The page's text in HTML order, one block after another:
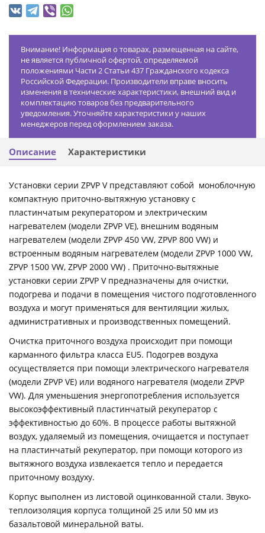
Внимание! Информация о товарах, размещенная на сайте,
не является публичной офертой, определяемой
положениями Части 2 Статьи 437 Гражданского кодекса
Российской Федерации. Производители вправе вносить
изменения в технические характеристики, внешний вид и
комплектацию товаров без предварительного
уведомления. Уточняйте характеристики у наших
менеджеров перед оформлением заказа.
Описание Характеристики
Установки серии ZPVP V представляют собой моноблочную
компактную приточно-вытяжную установку с
пластинчатым рекуператором и электрическим
нагревателем (модели ZPVP VE), внешним водяным
нагревателем (модели ZPVP 450 VW, ZPVP 800 VW) и
встроенным водяным нагревателем (модели ZPVP 1000 VW,
ZPVP 1500 VW, ZPVP 2000 VW) . Приточно-вытяжные
установки серии ZPVP V предназначены для очистки,
подогрева и подачи в помещения чистого подготовленного
воздуха и могут применяться для вентиляции жилых,
административных и производственных помещений.
Очистка приточного воздуха происходит при помощи
карманного фильтра класса EU5. Подогрев воздуха
осуществляется при помощи электрического нагревателя
(модели ZPVP VE) или водяного нагревателя (модели ZPVP
VW). Для уменьшения энергопотребления используется
высокоэффективный пластинчатый рекуператор с
эффективностью до 60%. В процессе работы вытяжной
воздух, удаляемый из помещения, очищается и поступает
на пластинчатый рекуператор, при помощи которого из
вытяжного воздуха извлекается тепло и передается
приточному воздуху.
Корпус выполнен из листовой оцинкованной стали. Звуко-
теплоизоляция корпуса толщиной 25 или 50 мм из
базальтовой минеральной ваты.